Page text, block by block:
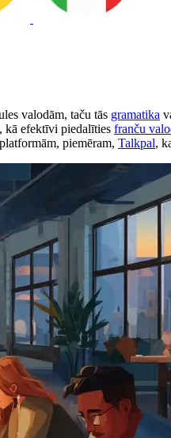
valodām, taču tās gramatika
kā efektīvi piedalīties franču
piemēram, Talkpal,